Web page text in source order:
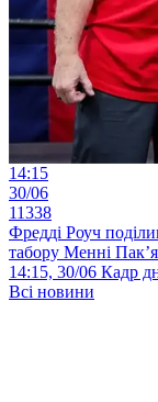
14:15
30/06
11338
Фредді Роуч
табору Менні
14:15, 30/06 Кадр
Всі новини